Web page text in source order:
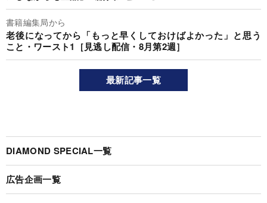
書籍編集局から
老後になってから「もっと早くしておけばよかった」と思う
こと・ワースト1［見逃し配信・8月第2週］
最新記事一覧
DIAMOND SPECIAL一覧
広告企画一覧